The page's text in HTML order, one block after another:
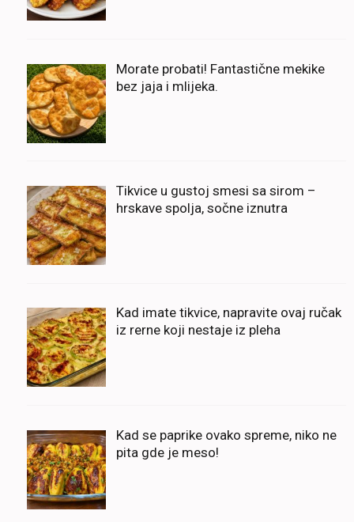
Morate probati! Fantastične mekike
bez jaja i mlijeka.
Tikvice u gustoj smesi sa sirom –
hrskave spolja, sočne iznutra
Kad imate tikvice, napravite ovaj ručak
iz rerne koji nestaje iz pleha
Kad se paprike ovako spreme, niko ne
pita gde je meso!